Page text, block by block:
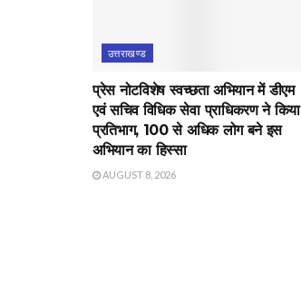
उत्तराखण्ड
प्रेस नोटविशेष स्वच्छता अभियान में डीएम
एवं सचिव विधिक सेवा प्राधिकरण ने किया
प्रतिभाग, 100 से अधिक लोग बने इस
अभियान का हिस्सा
AUGUST 8, 2026